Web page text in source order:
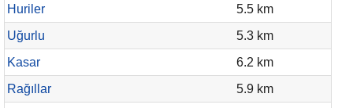
Huriler
5.5 km
Uğurlu
5.3 km
Kasar
6.2 km
Rağıllar
5.9 km